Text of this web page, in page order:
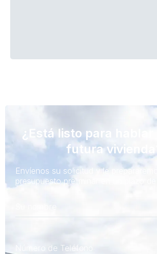
¿Está listo para hablar
futura
Envíenos su solicitud y le
presupuesto preliminar en un plazo de